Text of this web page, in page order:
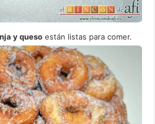
y queso están listas para comer.